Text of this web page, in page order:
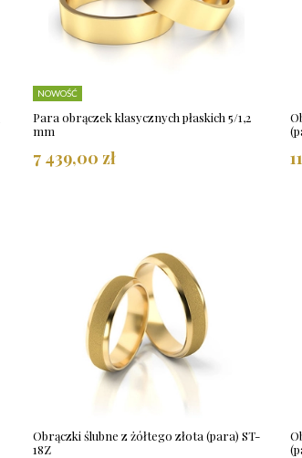
NOWOŚĆ
Para obrączek klasycznych płaskich 5/1,2
mm
7 439,00 zł
Obrączki ślubne z żółtego złota (para) ST-
18Z